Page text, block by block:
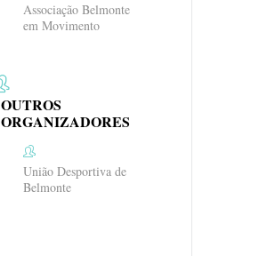
Associação Belmonte
em Movimento
OUTROS
ORGANIZADORES
União Desportiva de
Belmonte